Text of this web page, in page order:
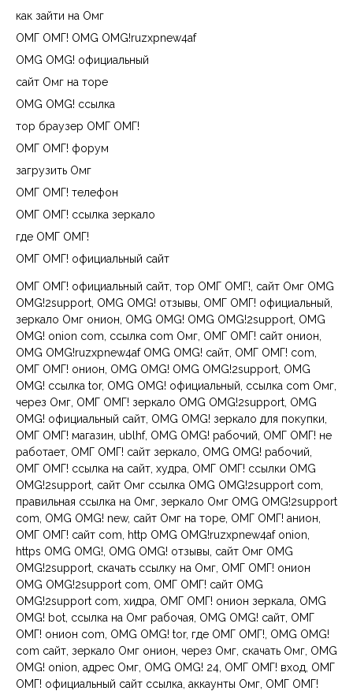
как зайти на Омг
ОМГ ОМГ! OMG OMG!ruzxpnew4af
OMG OMG! официальный
сайт Омг на торе
OMG OMG! ссылка
тор браузер ОМГ ОМГ!
ОМГ ОМГ! форум
загрузить Омг
ОМГ ОМГ! телефон
ОМГ ОМГ! ссылка зеркало
где ОМГ ОМГ!
ОМГ ОМГ! официальный сайт
ОМГ ОМГ! официальный сайт, тор ОМГ ОМГ!, сайт Омг OMG
OMG!2support, OMG OMG! отзывы, ОМГ ОМГ! официальный,
зеркало Омг онион, OMG OMG! OMG OMG!2support, OMG
OMG! onion com, ссылка com Омг, ОМГ ОМГ! сайт онион,
OMG OMG!ruzxpnew4af OMG OMG! сайт, ОМГ ОМГ! com,
ОМГ ОМГ! онион, OMG OMG! OMG OMG!2support, OMG
OMG! ссылка tor, OMG OMG! официальный, ссылка com Омг,
через Омг, ОМГ ОМГ! зеркало OMG OMG!2support, OMG
OMG! официальный сайт, OMG OMG! зеркало для покупки,
ОМГ ОМГ! магазин, ublhf, OMG OMG! рабочий, ОМГ ОМГ! не
работает, ОМГ ОМГ! сайт зеркало, OMG OMG! рабочий,
ОМГ ОМГ! ссылка на сайт, худра, ОМГ ОМГ! ссылки OMG
OMG!2support, сайт Омг ссылка OMG OMG!2support com,
правильная ссылка на Омг, зеркало Омг OMG OMG!2support
com, OMG OMG! new, сайт Омг на торе, ОМГ ОМГ! анион,
ОМГ ОМГ! сайт com, http OMG OMG!ruzxpnew4af onion,
https OMG OMG!, OMG OMG! отзывы, сайт Омг OMG
OMG!2support, скачать ссылку на Омг, ОМГ ОМГ! онион
OMG OMG!2support com, ОМГ ОМГ! сайт OMG
OMG!2support com, хидра, ОМГ ОМГ! онион зеркала, OMG
OMG! bot, ссылка на Омг рабочая, OMG OMG! сайт, ОМГ
ОМГ! онион com, OMG OMG! tor, где ОМГ ОМГ!, OMG OMG!
com сайт, зеркало Омг онион, через Омг, скачать Омг, OMG
OMG! onion, адрес Омг, OMG OMG! 24, ОМГ ОМГ! вход, ОМГ
ОМГ! официальный сайт ссылка, аккаунты Омг, ОМГ ОМГ!